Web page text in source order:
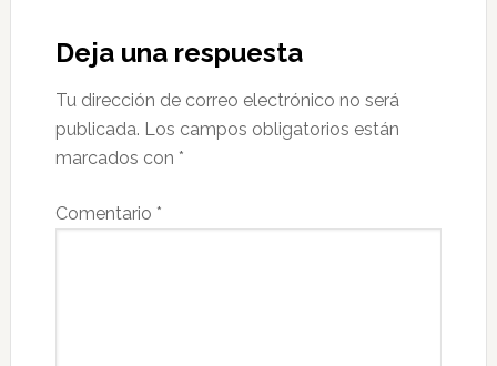
Deja una respuesta
Tu dirección de correo electrónico no será
publicada. Los campos obligatorios están
marcados con *
Comentario *